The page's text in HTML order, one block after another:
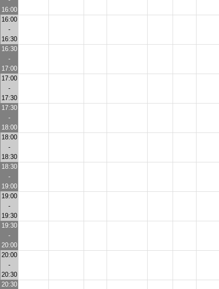
16:00
16:00
-
16:30
16:30
-
17:00
17:00
-
17:30
17:30
-
18:00
18:00
-
18:30
18:30
-
19:00
19:00
-
19:30
19:30
-
20:00
20:00
-
20:30
20:30